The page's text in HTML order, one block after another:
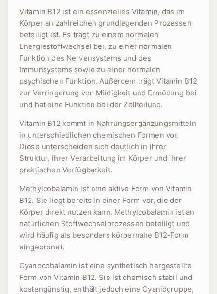
Vitamin B12 ist ein essenzielles Vitamin, das im
Körper an zahlreichen grundlegenden Prozessen
beteiligt ist. Es trägt zu einem normalen
Energiestoffwechsel bei, zu einer normalen
Funktion des Nervensystems und des
Immunsystems sowie zu einer normalen
psychischen Funktion. Außerdem trägt Vitamin B12
zur Verringerung von Müdigkeit und Ermüdung bei
und hat eine Funktion bei der Zellteilung.
Vitamin B12 kommt in Nahrungsergänzungsmitteln
in unterschiedlichen chemischen Formen vor.
Diese unterscheiden sich deutlich in ihrer
Struktur, ihrer Verarbeitung im Körper und ihrer
praktischen Verfügbarkeit.
Methylcobalamin ist eine aktive Form von Vitamin
B12. Sie liegt bereits in einer Form vor, die der
Körper direkt nutzen kann. Methylcobalamin ist an
natürlichen Stoffwechselprozessen beteiligt und
wird häufig als besonders körpernahe B12-Form
eingeordnet.
Cyanocobalamin ist eine synthetisch hergestellte
Form von Vitamin B12. Sie ist chemisch stabil und
kostengünstig, enthält jedoch eine Cyanidgruppe,